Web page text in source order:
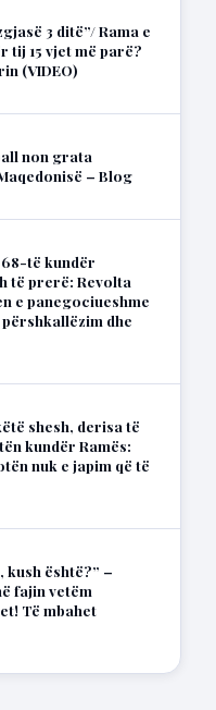
3 ditë”/ Rama e
15 vjet më parë?
(VIDEO)
non grata
– Blog
të kundër
të prerë: Revolta
e panegociueshme
dhe
shesh, derisa të
kundër Ramës:
nuk e japim që të
kush është?” –
fajin vetëm
Të mbahet